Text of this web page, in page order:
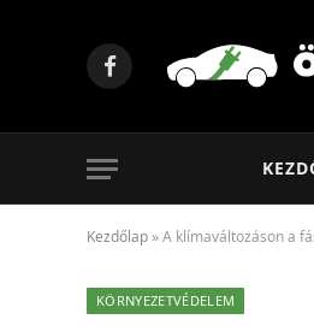
Facebook
Kezdőlap »A klímaváltozáson a
KÖRNYEZETVÉDELEM